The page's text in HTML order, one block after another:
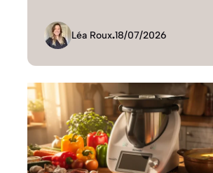
Léa Roux.18/07/2026